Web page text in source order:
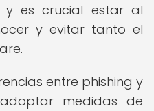
y es crucial estar al
y evitar tanto el
entre phishing y
medidas de